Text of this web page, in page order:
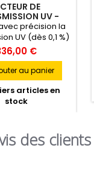
DE
UV -
EDTMprécision la
UV (dès 0,1 %)
du verre ou du
pour mesurer
l'efficacité anti-
des films.
€
au panier
articles en
stock
des clients